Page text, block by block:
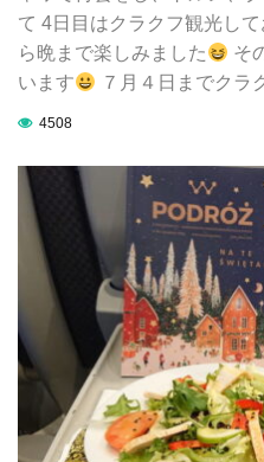
て 4日目はクラクフ観光し
ら晩まで楽しみました
そ
います
７月４日までク
4508